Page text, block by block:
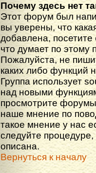
Почему здесь нет
Этот форум был
вы уверены, что
добавлена,
что думает по этому
Пожалуйста, не
каких либо функций
Группа использует
над новыми
просмотрите
наше мнение по
такое мнение у нас
следуйте процедуре,
описана.
Вернуться к началу